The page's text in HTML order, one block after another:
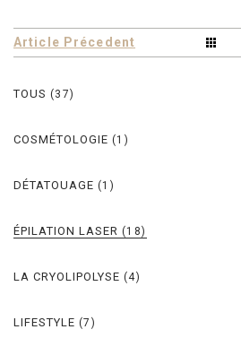
Article Précedent
TOUS (37)
COSMÉTOLOGIE (1)
DÉTATOUAGE (1)
ÉPILATION LASER (18)
LA CRYOLIPOLYSE (4)
LIFESTYLE (7)